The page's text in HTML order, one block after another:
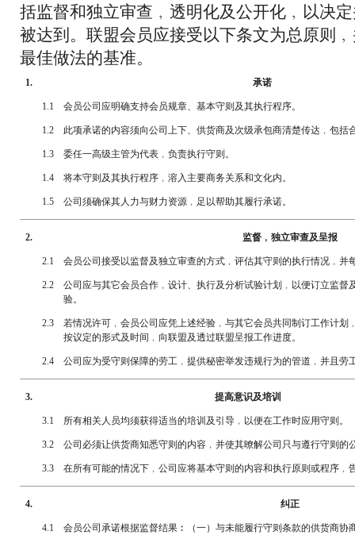
括监督和独立审查﹐透明化及公开化﹐以决
被达到。联盟会员应接受以下条文为总原则
最佳做法的基准。
1. 承诺
1.1 会员公司应明确支持会员规章、基本守则及其执行程序。
1.2 此项承诺的内容须向公司上下、供货商及次级承包商清楚传达﹐包括
1.3 委任一高级主管为代表﹐负责执行守则。
1.4 将本守则及其执行程序﹐溶入主要商务关系和文化内。
1.5 公司须确保其人力与财力资源﹐足以帮助其履行承诺。
2. 监督﹐独立审查及呈报
2.1 会员公司接受以监督及独立审查的方式﹐评估其守则的执行情况﹐并
2.2
公司应与其它会员合作﹐设计、执行及分析试验计划﹐以便订立监督
验。
2.3
若情况许可﹐会员公司应凭上述经验﹐与其它会员共同制订工作计划
按议定的形式及时间﹐向联盟及透过联盟呈报工作进度。
2.4 公司应为受守则保障的劳工﹐提供秘密举发违规行为的管道﹐并且劳
3. 提高意识及培训
3.1 所有相关人员均须获得适当的培训及引导﹐以便在工作时应用守则。
3.2 公司必须让供货商知悉守则的内容﹐并使其暸解公司只与遵行守则的
3.3 在所有可能的情况下﹐公司应将基本守则的内容和执行原则或程序﹐
4. 纠正
4.1
会员公司承诺根据监督结果︰（一）与未能履行守则条款的供货商协